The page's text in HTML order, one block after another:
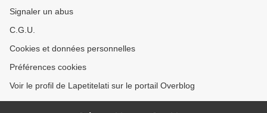
Signaler un abus
C.G.U.
Cookies et données personnelles
Préférences cookies
Voir le profil de Lapetitelati sur le portail Overblog